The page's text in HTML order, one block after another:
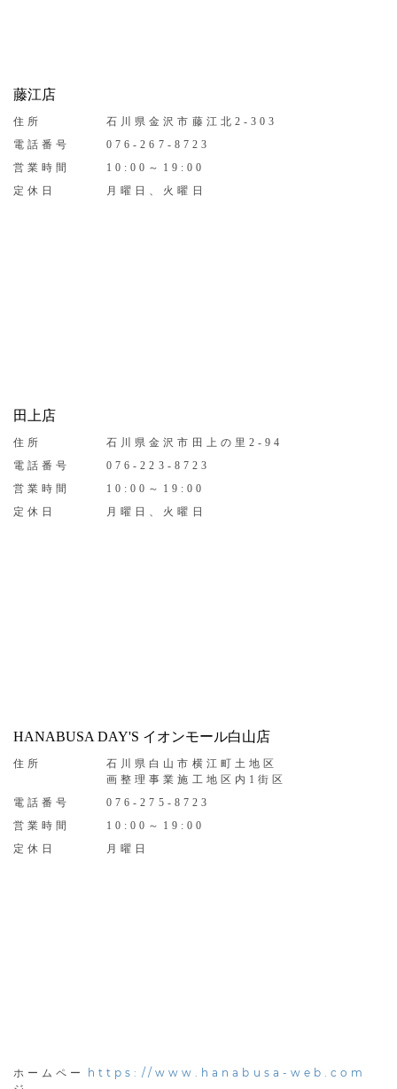
藤江店
住所
石川県金沢市藤江北2-303
電話番号
076-267-8723
営業時間
10:00～19:00
定休日
月曜日、火曜日
田上店
住所
石川県金沢市田上の里2-94
電話番号
076-223-8723
営業時間
10:00～19:00
定休日
月曜日、火曜日
HANABUSA DAY'S イオンモール白山店
住所
石川県白山市横江町土地区
画整理事業施工地区内1街区
電話番号
076-275-8723
営業時間
10:00～19:00
定休日
月曜日
ホームペー
https://www.hanabusa-web.com